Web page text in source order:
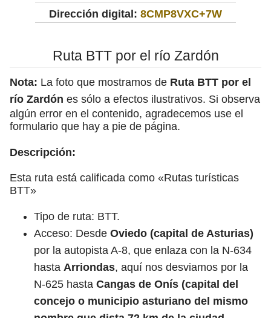
Dirección digital: 8CMP8VXC+7W
Ruta BTT por el río Zardón
Nota: La foto que mostramos de Ruta BTT por el
río Zardón es sólo a efectos ilustrativos. Si observa
algún error en el contenido, agradecemos use el
formulario que hay a pie de página.
Descripción:
Esta ruta está calificada como «Rutas turísticas
BTT»
Tipo de ruta: BTT.
Acceso: Desde Oviedo (capital de Asturias)
por la autopista A-8, que enlaza con la N-634
hasta Arriondas, aquí nos desviamos por la
N-625 hasta Cangas de Onís (capital del
concejo o municipio asturiano del mismo